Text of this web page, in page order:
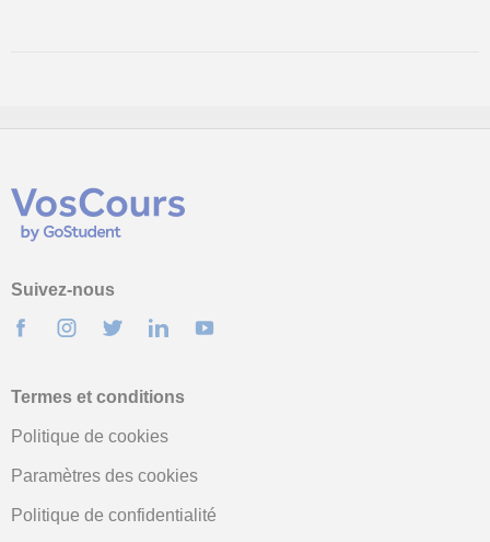
Suivez-nous
Termes et conditions
Politique de cookies
Paramètres des cookies
Politique de confidentialité